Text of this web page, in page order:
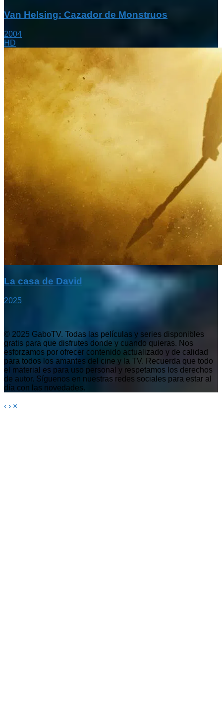
Van Helsing: Cazador de Monstruos
2004
HD
La casa de David
2025
© 2025 GaboTV. Todas las películas y series disponibles
gratis para que disfrutes donde y cuando quieras. Nos
esforzamos por ofrecer contenido actualizado y de calidad
para todos los amantes del cine y la TV. Recuerda que todo
el material es para uso personal y respetamos los derechos
de autor. Síguenos en nuestras redes sociales para estar al
día con las novedades.
‹ › ×